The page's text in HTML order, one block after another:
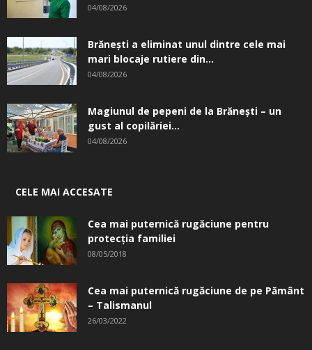
04/08/2026
Brănești a eliminat unul dintre cele mai
mari blocaje rutiere din...
04/08/2026
Magiunul de pepeni de la Brăneşti – un
gust al copilăriei...
04/08/2026
CELE MAI ACCESATE
Cea mai puternică rugăciune pentru
protecția familiei
08/05/2018
Cea mai puternică rugăciune de pe Pământ
– Talismanul
26/03/2022